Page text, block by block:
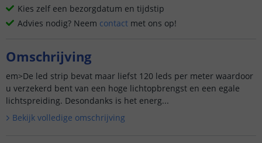
Kies zelf een bezorgdatum en tijdstip
Advies nodig? Neem contact met ons op!
Omschrijving
em>De led strip bevat maar liefst 120 leds per meter waardoor
u verzekerd bent van een hoge lichtopbrengst en een egale
lichtspreiding. Desondanks is het energ...
Bekijk volledige omschrijving